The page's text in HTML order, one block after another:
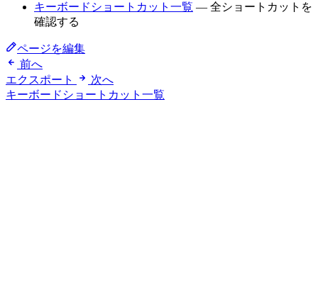
キーボードショートカット一覧 — 全ショートカットを
確認する
ページを編集
前へ
エクスポート
次へ
キーボードショートカット一覧